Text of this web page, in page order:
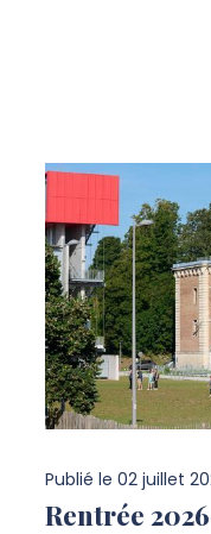
Publié le 02 juillet
Rentrée